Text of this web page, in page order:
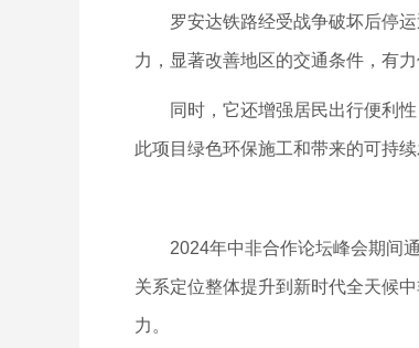
罗安达铁路经受战争破坏后停运
力，显著改善地区的交通条件，有
同时，它还增强居民出行便利性
此项目绿色环保施工和带来的可持续
2024年中非合作论坛峰会期间通
关系定位整体提升到新时代全天候
力。